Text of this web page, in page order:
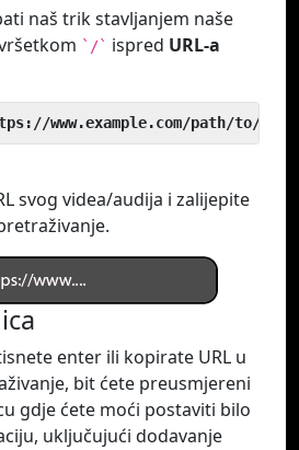
naš trik stavljanjem naše
`/` ispred URL-a
www.example.com/path/to/
svog videa/audija i zalijepite
enter ili kopirate URL u
bit ćete preusmjereni
gdje ćete moći postaviti bilo
uključujući dodavanje